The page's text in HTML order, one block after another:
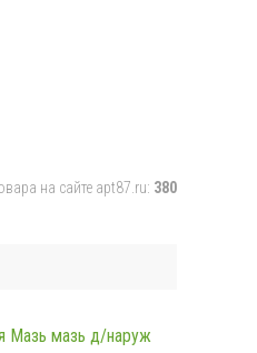
на сайте apt87.ru: 380